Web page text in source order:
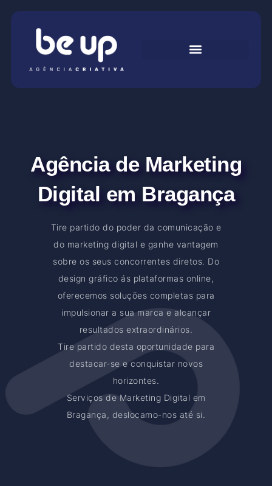
Agência de Marketing
Digital em Bragança
Tire partido do poder da comunicação e
do marketing digital e ganhe vantagem
sobre os seus concorrentes diretos. Do
design gráfico ás plataformas online,
oferecemos soluções completas para
impulsionar a sua marca e alcançar
resultados extraordinários.
Tire partido desta oportunidade para
destacar-se e conquistar novos
horizontes.
Serviços de Marketing Digital em
Bragança, deslocamo-nos até si.